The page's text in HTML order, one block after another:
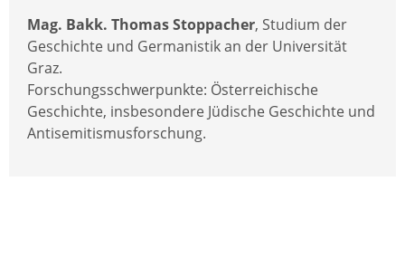
Mag. Bakk. Thomas Stoppacher, Studium der
Geschichte und Germanistik an der Universität
Graz.
Forschungsschwerpunkte: Österreichische
Geschichte, insbesondere Jüdische Geschichte und
Antisemitismusforschung.